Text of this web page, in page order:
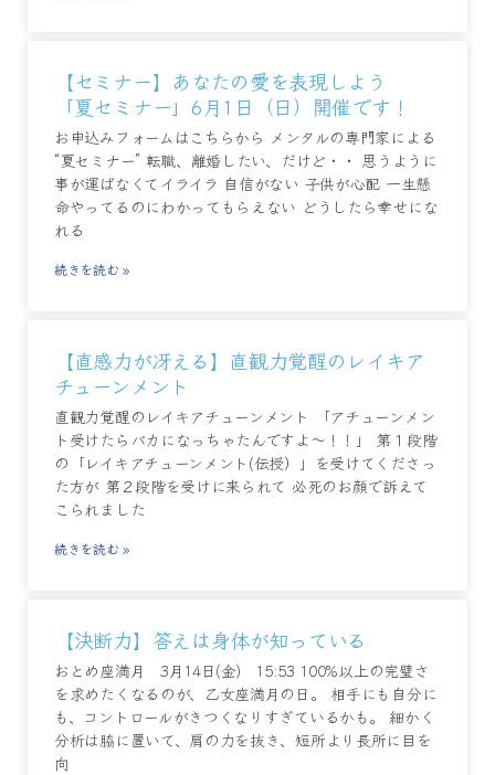
【セミナー】あなたの愛を表現しよう
「夏セミナー」6月1日（日）開催です！
お申込みフォームはこちらから メンタルの専門家による
“夏セミナー” 転職、離婚したい、だけど・・ 思うように
事が運ばなくてイライラ 自信がない 子供が心配 一生懸
命やってるのにわかってもらえない どうしたら幸せにな
れる
続きを読む »
【直感力が冴える】直観力覚醒のレイキア
チューンメント
直観力覚醒のレイキアチューンメント 「アチューンメン
ト受けたらバカになっちゃたんですよ～！！」 第１段階
の「レイキアチューンメント(伝授）」を受けてくださっ
た方が 第２段階を受けに来られて 必死のお顔で訴えて
こられました
続きを読む »
【決断力】答えは身体が知っている
おとめ座満月 3月14日(金) 15:53 100%以上の完璧さ
を求めたくなるのが、乙女座満月の日。 相手にも自分に
も、コントロールがきつくなりすぎているかも。 細かく
分析は脇に置いて、肩の力を抜き、短所より長所に目を
向